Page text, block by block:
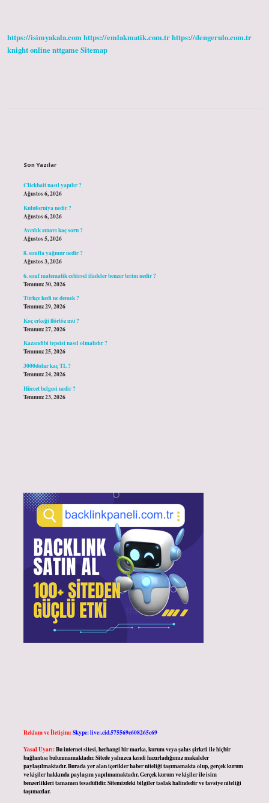
https://isimyakala.comhttps://emlakmatik.com.trhttps://dengerulo.com.tr
knight onlinenttgameSitemap
Son Yazılar
Clickbait nasıl yapılır ?
Ağustos 6, 2026
Kuluforniya nedir ?
Ağustos 6, 2026
Avcılık sınavı kaç soru ?
Ağustos 5, 2026
8. sınıfta yağmur nedir ?
Ağustos 3, 2026
6. sınıf matematik cebirsel ifadeler benzer terim nedir ?
Temmuz 30, 2026
Türkçe kedi ne demek ?
Temmuz 29, 2026
Koç erkeği flörtöz mü ?
Temmuz 27, 2026
Kazandibi tepsisi nasıl olmalıdır ?
Temmuz 25, 2026
3000dolar kaç TL ?
Temmuz 24, 2026
Hüccet belgesi nedir ?
Temmuz 23, 2026
Reklam ve İletişim:Skype: live:.cid.575569c608265c69
Yasal Uyarı:Bu internet sitesi, herhangi bir marka, kurum veya şahıs şirketi ile hiçbir
bağlantısı bulunmamaktadır. Sitede yalnızca kendi hazırladığımız makaleler
paylaşılmaktadır. Burada yer alan içerikler haber niteliği taşımamakta olup, gerçek kurum
ve kişiler hakkında paylaşım yapılmamaktadır. Gerçek kurum ve kişiler ile isim
benzerlikleri tamamen tesadüfidir. Sitemizdeki bilgiler taslak halindedir ve tavsiye niteliği
taşımazlar.